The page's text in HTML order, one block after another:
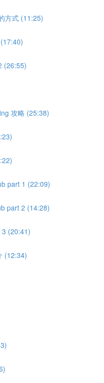
方式 (11:25)
(26:55)
攻略 (25:38)
part 1 (22:09)
part 2 (14:28)
(20:41)
(12:34)